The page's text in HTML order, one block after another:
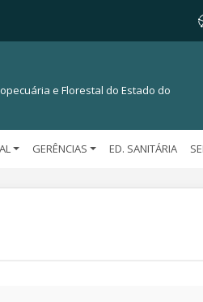
e Florestal do Estado do
GERÊNCIAS ED. SANITÁRIA